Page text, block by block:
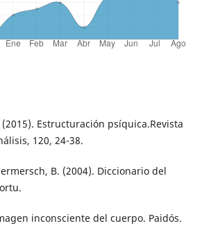
Estructuración psíquica.Revista
120, 24-38.
B. (2004). Diccionario del
inconsciente del cuerpo. Paidós.